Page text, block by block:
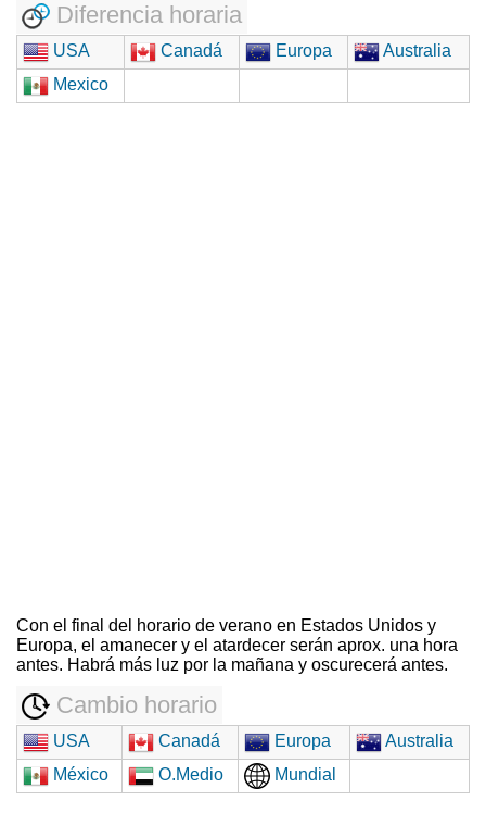
Diferencia horaria
USA Canadá Europa
Australia
Mexico
Con el final del horario de verano en Estados Unidos y
Europa, el amanecer y el atardecer serán aprox. una hora
antes. Habrá más luz por la mañana y oscurecerá antes.
Cambio horario
USA Canadá Europa
Australia
México
O.Medio Mundial